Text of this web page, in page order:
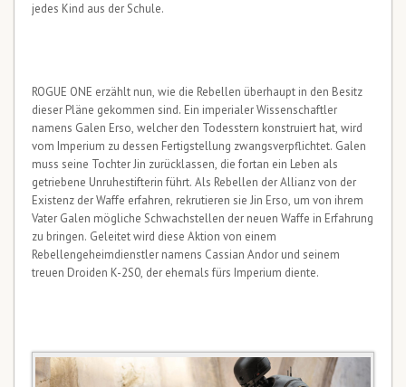
jedes Kind aus der Schule.
ROGUE ONE erzählt nun, wie die Rebellen überhaupt in den Besitz
dieser Pläne gekommen sind. Ein imperialer Wissenschaftler
namens Galen Erso, welcher den Todesstern konstruiert hat, wird
vom Imperium zu dessen Fertigstellung zwangsverpflichtet. Galen
muss seine Tochter Jin zurücklassen, die fortan ein Leben als
getriebene Unruhestifterin führt. Als Rebellen der Allianz von der
Existenz der Waffe erfahren, rekrutieren sie Jin Erso, um von ihrem
Vater Galen mögliche Schwachstellen der neuen Waffe in Erfahrung
zu bringen. Geleitet wird diese Aktion von einem
Rebellengeheimdienstler namens Cassian Andor und seinem
treuen Droiden K-2S0, der ehemals fürs Imperium diente.